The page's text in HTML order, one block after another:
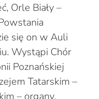
Orle Biały –
się on w Auli
Wystąpi Chór
Poznańskiej
Tatarskim –
– organy,